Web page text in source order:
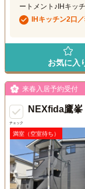
ートメント♪IHキッ
IHキッチン2口
お気に入
チェック
来春入居予約受付
NEXfida鷹峯
満室（空室待ち）